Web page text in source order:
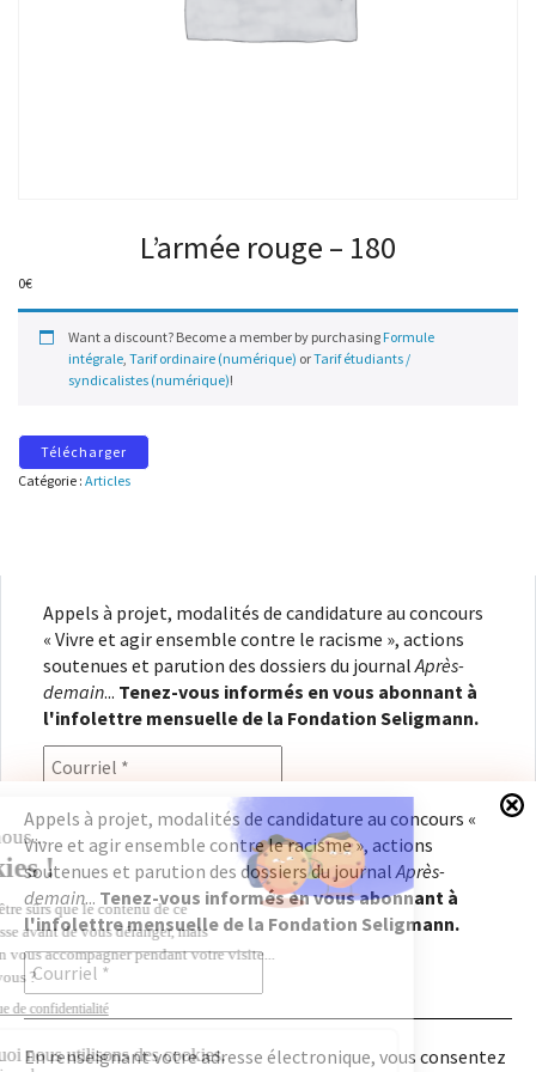
L’armée rouge – 180
0€
Want a discount? Become a member by purchasing Formule
intégrale, Tarif ordinaire (numérique) orTarif étudiants /
syndicalistes (numérique)!
Télécharger
Catégorie : Articles
Appels à projet, modalités de candidature au concours
« Vivre et agir ensemble contre le racisme », actions
soutenues et parution des dossiers du journal Après-
demain... Tenez-vous informés en vous abonnant à
l'infolettre mensuelle de la Fondation Seligmann.
En renseignant votre adresse électronique, vous
consentez à recevoir l'infolettre de la Fondation
Seligmann, conformément à notrepolitique de
confidentialité. Il vous sera possible de vous
désabonner à tout moment.
Appels à projet, modalités de candidature au concours «
Vivre et agir ensemble contre le racisme », actions
soutenues et parution des dossiers du journalAprès-
demain... Tenez-vous informés en vous abonnant à
l'infolettre mensuelle de la Fondation Seligmann.
En renseignant votre adresse électronique, vous consentez